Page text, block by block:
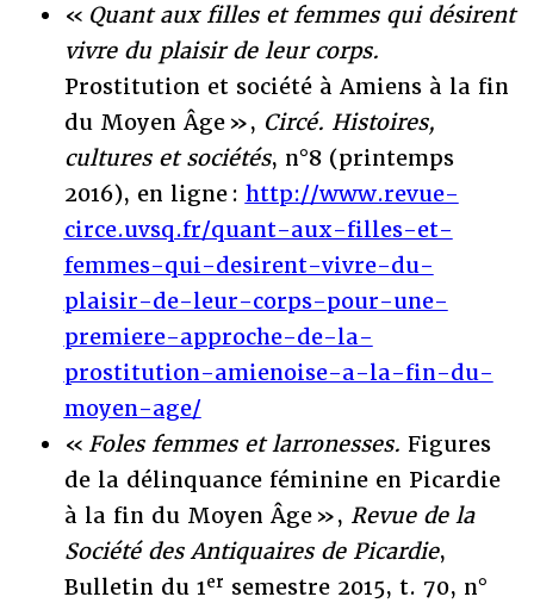
« Quant aux filles et femmes qui désirent
vivre du plaisir de leur corps.
Prostitution et société à Amiens à la fin
du Moyen Âge », Circé. Histoires,
cultures et sociétés, n°8 (printemps
2016), en ligne : http://www.revue-
circe.uvsq.fr/quant-aux-filles-et-
femmes-qui-desirent-vivre-du-
plaisir-de-leur-corps-pour-une-
premiere-approche-de-la-
prostitution-amienoise-a-la-fin-du-
moyen-age/
« Foles femmes et larronesses. Figures
de la délinquance féminine en Picardie
à la fin du Moyen Âge », Revue de la
Société des Antiquaires de Picardie,
Bulletin du 1er semestre 2015, t. 70, n°